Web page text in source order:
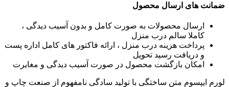
ضمانت های ارسال محصول
ارسال محصولات به صورت کامل و بدون آسیب دیدگی ،
کاملا سالم درب منزل
پرداخت هزینه درب منزل ، ارائه فاکتور های کامل اداره پست
و دریافت رسید تحویل
امکان بازگشت محصول در صورت آسیب دیدگی و مغایرت
لورم ایپسوم متن ساختگی با تولید سادگی نامفهوم از صنعت چاپ و